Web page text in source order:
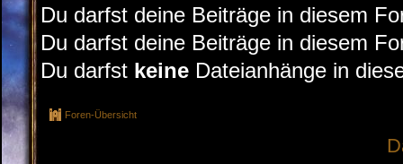
Du darfst deine Beiträge in diesem
Du darfst deine Beiträge in diesem
Du darfst keine Dateianhänge in
Foren-Übersicht